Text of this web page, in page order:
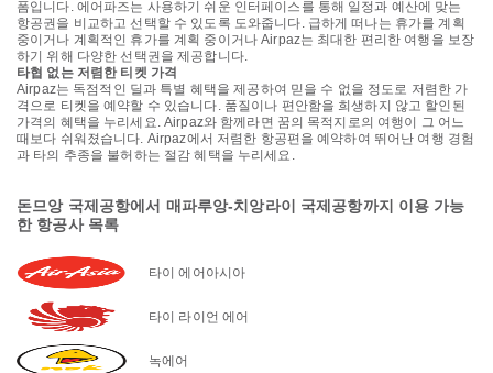
폼입니다. 에어파즈는 사용하기 쉬운 인터페이스를 통해 일정과 예산에 맞는
항공권을 비교하고 선택할 수 있도록 도와줍니다. 급하게 떠나는 휴가를 계획
중이거나 계획적인 휴가를 계획 중이거나 Airpaz는 최대한 편리한 여행을 보장
하기 위해 다양한 선택권을 제공합니다.
타협 없는 저렴한 티켓 가격
Airpaz는 독점적인 딜과 특별 혜택을 제공하여 믿을 수 없을 정도로 저렴한 가
격으로 티켓을 예약할 수 있습니다. 품질이나 편안함을 희생하지 않고 할인된
가격의 혜택을 누리세요. Airpaz와 함께라면 꿈의 목적지로의 여행이 그 어느
때보다 쉬워졌습니다. Airpaz에서 저렴한 항공편을 예약하여 뛰어난 여행 경험
과 타의 추종을 불허하는 절감 혜택을 누리세요.
돈므앙 국제공항에서 매파루앙-치앙라이 국제공항까지 이용 가능
한 항공사 목록
타이 에어아시아
타이 라이언 에어
녹에어